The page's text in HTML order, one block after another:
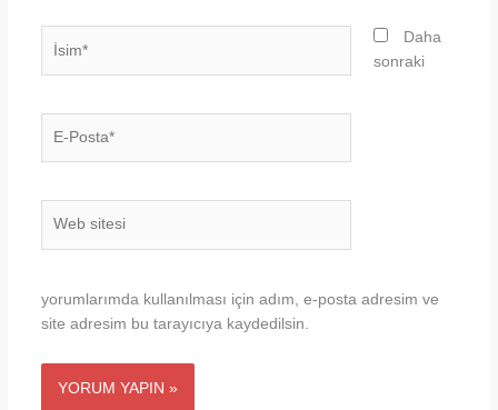
Posta*
Daha
sonraki
yorumlarımda kullanılması için adım, e-posta adresim ve
site adresim bu tarayıcıya kaydedilsin.